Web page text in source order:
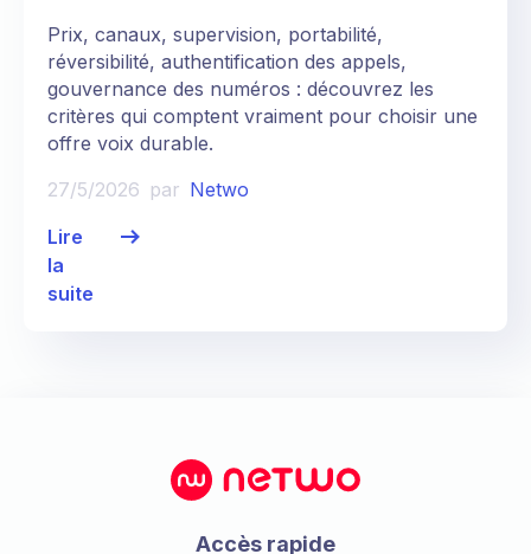
Prix, canaux, supervision, portabilité,
réversibilité, authentification des appels,
gouvernance des numéros : découvrez les
critères qui comptent vraiment pour choisir une
offre voix durable.
27/5/2026 par Netwo
Lire
la
suite
Accès rapide